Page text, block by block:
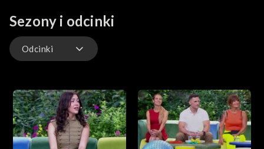
Sezony i odcinki
Odcinki
Gwiazdy
Scena Pnś